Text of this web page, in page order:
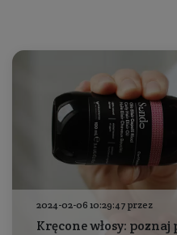
2024-02-06 10:29:47 przez
Kręcone włosy: